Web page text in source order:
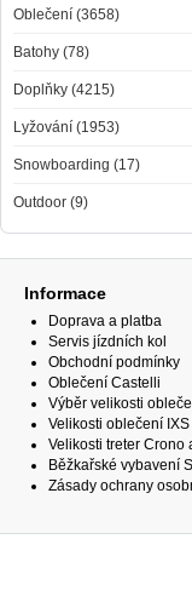
Oblečení (3658)
Batohy (78)
Doplňky (4215)
Lyžování (1953)
Snowboarding (17)
Outdoor (9)
Informace
Doprava a platba
Servis jízdních kol
Obchodní podmínky
Oblečení Castelli
Výběr velikosti
Velikosti oblečení IXS
Velikosti treter Crono
Běžkařské vybavení
Zásady ochrany